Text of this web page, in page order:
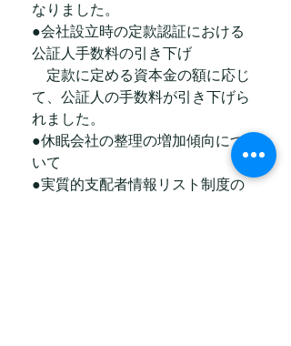
なりました。
●会社設立時の定款認証における
公証人手数料の引き下げ
定款に定める資本金の額に応じ
て、公証人の手数料が引き下げら
れました。
●休眠会社の整理の増加傾向につ
いて
●実質的支配者情報リスト制度の